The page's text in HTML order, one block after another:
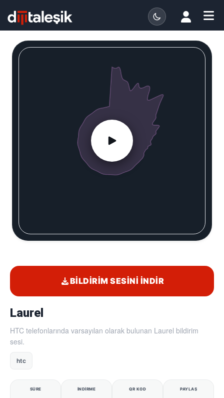
Laurel
HTC telefonlarında varsayılan olarak bulunan Laurel bildirim
sesi.
htc
SÜRE İNDIRME QR KOD PAYLAŞ
BILDIRIM SESINI İNDIR